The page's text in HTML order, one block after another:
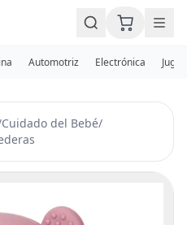
Automotriz Electrónica
Cuidado del Bebé/